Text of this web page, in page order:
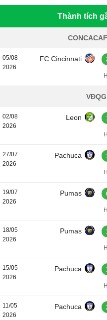
Thành tích
05/08
2026
FC Cincinnati
02/08
2026
Leon
27/07
2026
Pachuca
19/07
2026
Pumas
18/05
2026
Pumas
15/05
2026
Pachuca
11/05
2026
Pachuca